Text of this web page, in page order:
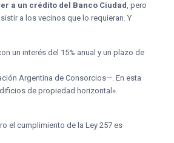
a un crédito del Banco Ciudad, pero
a los vecinos que lo requieran. Y
un interés del 15% anual y un plazo de
Argentina de Consorcios—. En esta
de propiedad horizontal».
el cumplimiento de la Ley 257 es